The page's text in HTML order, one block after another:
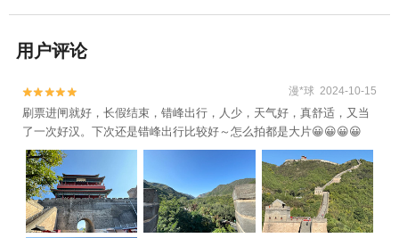
用户评论

 漫*球 2024-10-15
刷票进闸就好，长假结束，错峰出行，人少，天气好，真舒适，又当
了一次好汉。下次还是错峰出行比较好～怎么拍都是大片😀😀😀😀